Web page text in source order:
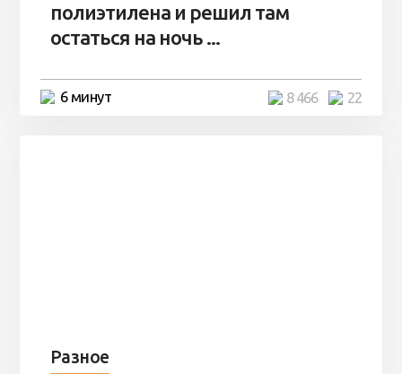
полиэтилена и решил там
остаться на ночь ...
6 минут 22
8 466
Разное